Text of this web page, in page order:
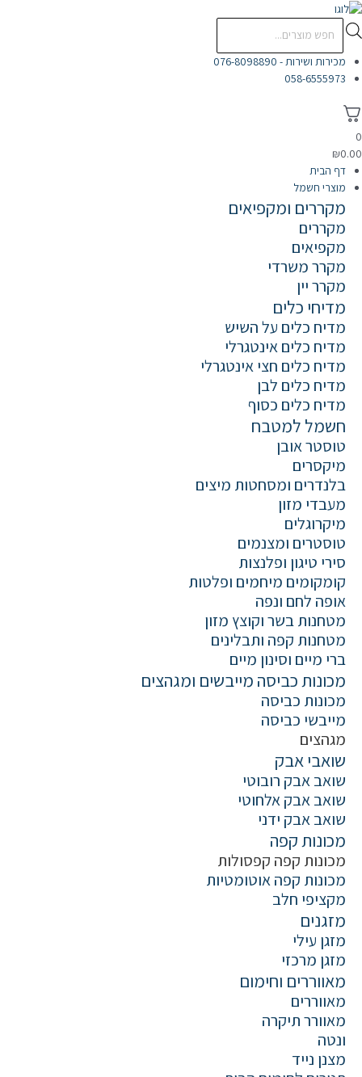
דילוג
לתוכן
search
מכירות ושירות - 076-8098890
058-6555973
0
₪0.00
דף הבית
מוצרי חשמל
מקררים ומקפיאים
מקררים
מקפיאים
מקרר משרדי
מקרר יין
מדיחי כלים
מדיח כלים על השיש
מדיח כלים אינטגרלי
מדיח כלים חצי אינטגרלי
מדיח כלים לבן
מדיח כלים כסוף
חשמל למטבח
טוסטר אובן
מיקסרים
בלנדרים ומסחטות מיצים
מעבדי מזון
מיקרוגלים
טוסטרים ומצנמים
סירי טיגון ופלנצות
קומקומים מיחמים ופלטות
אופה לחם ונפה
מטחנות בשר וקוצץ מזון
מטחנות קפה ותבלינים
ברי מיים וסינון מיים
מכונות כביסה מייבשים ומגהצים
מכונות כביסה
מייבשי כביסה
מגהצים
שואבי אבק
שואב אבק רובוטי
שואב אבק אלחוטי
שואב אבק ידני
מכונות קפה
מכונות קפה קפסולות
מכונות קפה אוטומטיות
מקציפי חלב
מזגנים
מזגן עילי
מזגן מרכזי
מאווררים וחימום
מאווררים
מאוורר תיקרה
ונטה
מצנן נייד